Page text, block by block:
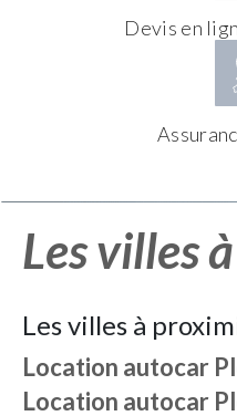
Devis en
Les villes
Les villes à
Location autocar
Location autocar